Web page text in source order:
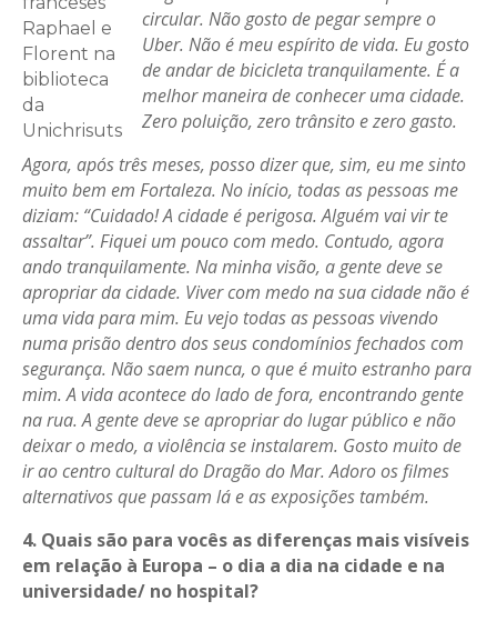
Raphael e
Florent na
biblioteca
da
Unichrisuts
circular. Não gosto de pegar sempre o
Uber. Não é meu espírito de vida. Eu gosto
de andar de bicicleta tranquilamente. É a
melhor maneira de conhecer uma cidade.
Zero poluição, zero trânsito e zero gasto.
Agora, após três meses, posso dizer que, sim, eu me sinto
muito bem em Fortaleza. No início, todas as pessoas me
diziam: “Cuidado! A cidade é perigosa. Alguém vai vir te
assaltar”. Fiquei um pouco com medo. Contudo, agora
ando tranquilamente. Na minha visão, a gente deve se
apropriar da cidade. Viver com medo na sua cidade não é
uma vida para mim. Eu vejo todas as pessoas vivendo
numa prisão dentro dos seus condomínios fechados com
segurança. Não saem nunca, o que é muito estranho para
mim. A vida acontece do lado de fora, encontrando gente
na rua. A gente deve se apropriar do lugar público e não
deixar o medo, a violência se instalarem. Gosto muito de
ir ao centro cultural do Dragão do Mar. Adoro os filmes
alternativos que passam lá e as exposições também.
4. Quais são para vocês as diferenças mais visíveis
em relação à Europa – o dia a dia na cidade e na
universidade/ no hospital?